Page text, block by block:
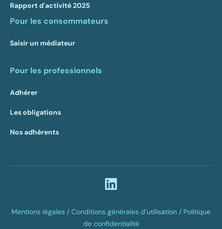
Rapport d'activité 2025
Pour les consommateurs
Saisir un médiateur
Pour les professionnels
Adhérer
Les obligations
Nos adhérents
Mentions légales / Conditions générales d’utilisation / Politique
de confidentialité